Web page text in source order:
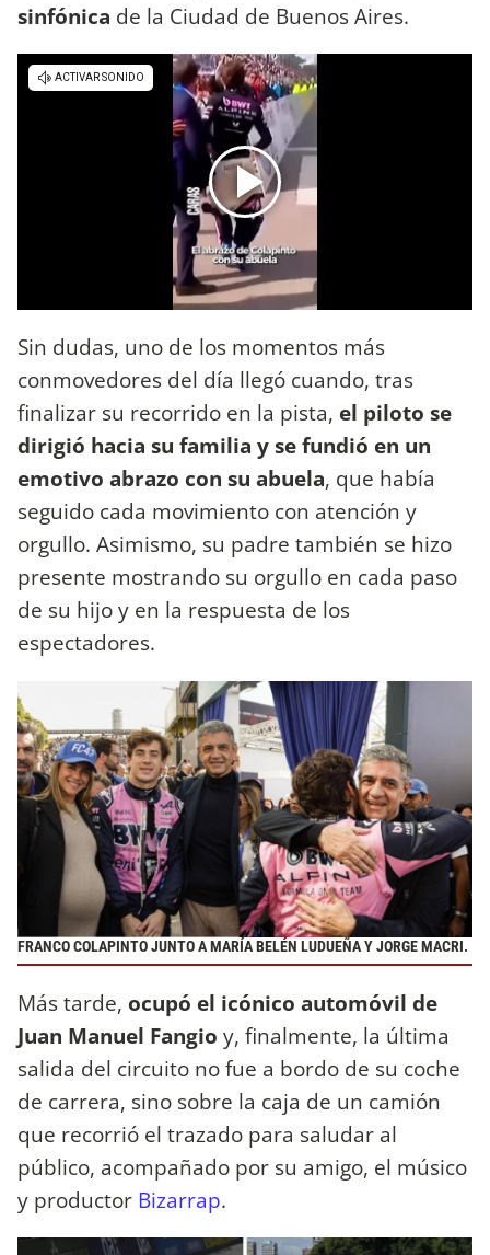
sinfónica de la Ciudad de Buenos Aires.
Sin dudas, uno de los momentos más
conmovedores del día llegó cuando, tras
finalizar su recorrido en la pista, el piloto se
dirigió hacia su familia y se fundió en un
emotivo abrazo con su abuela, que había
seguido cada movimiento con atención y
orgullo. Asimismo, su padre también se hizo
presente mostrando su orgullo en cada paso
de su hijo y en la respuesta de los
espectadores.
FRANCO COLAPINTO JUNTO A MARÍA BELÉN LUDUEÑA Y JORGE MACRI.
Más tarde, ocupó el icónico automóvil de
Juan Manuel Fangio y, finalmente, la última
salida del circuito no fue a bordo de su coche
de carrera, sino sobre la caja de un camión
que recorrió el trazado para saludar al
público, acompañado por su amigo, el músico
y productor Bizarrap.